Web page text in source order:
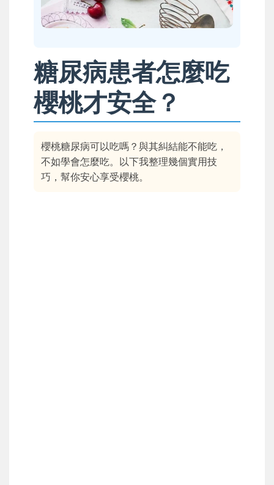
糖尿病患者怎麼吃
櫻桃才安全？
櫻桃糖尿病可以吃嗎？與其糾結能不能吃，
不如學會怎麼吃。以下我整理幾個實用技
巧，幫你安心享受櫻桃。